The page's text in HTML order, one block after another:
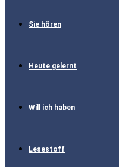
Sie hören
Heute gelernt
Will ich haben
Lesestoff